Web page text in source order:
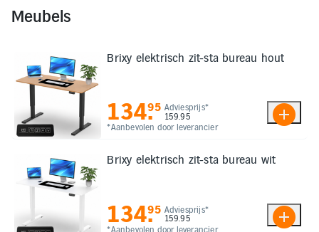
Meubels
Brixy elektrisch zit-sta bureau hout
Adviesprijs*
159.95
*Aanbevolen door leverancier
134.
95
Brixy elektrisch zit-sta bureau wit
Adviesprijs*
159.95
*Aanbevolen door leverancier
134.
95